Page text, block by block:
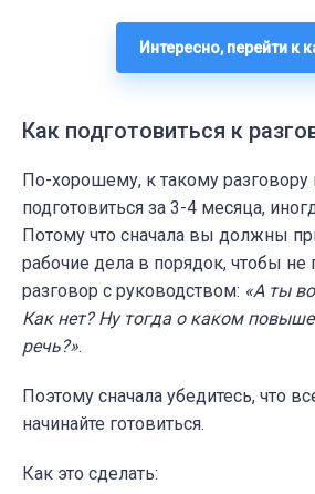
Интересно, перейти к
Как подготовиться к
По-хорошему, к такому разговору
подготовиться за 3-4 месяца,
Потому что сначала вы должны
рабочие дела в порядок, чтобы не
разговор с руководством: «А ты
Как нет? Ну тогда о каком
речь?».
Поэтому сначала убедитесь, что
начинайте готовиться.
Как это сделать: